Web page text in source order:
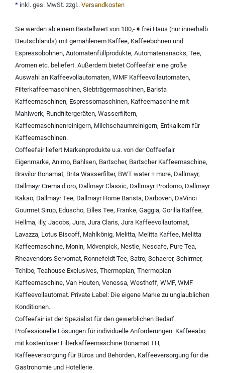
* inkl. ges. MwSt. zzgl.. Versandkosten
Sie werden ab einem Bestellwert von 100,- € frei Haus (nur innerhalb
Deutschlands) mit gemahlenem Kaffee, Kaffeebohnen und
Espressobohnen, Automatenfüllprodukte, Automatensnacks, Tee,
Aromen etc. beliefert. Außerdem bietet Coffeefair eine große
Auswahl an Kaffeevollautomaten, WMF Kaffeevollautomaten,
Filterkaffeemaschinen, Siebträgermaschinen, Barista
Kaffeemaschinen, Espressomaschinen, Kaffeemaschine mit
Mahlwerk, Rundfiltergeräten, Wasserfiltern,
Kaffeemaschinenreinigern, Milchschaumreinigern, Entkalkern für
Kaffeemaschinen.
Coffeefair liefert Markenprodukte u.a. von derCoffeefair
Eigenmarke, Animo, Bahlsen, Bartscher, Bartscher Kaffeemaschine,
Bravilor Bonamat, Brita Wasserfilter, BWT water + more, Dallmayr,
Dallmayr Crema d oro, Dallmayr Classic, Dallmayr Prodomo, Dallmayr
Kakao, Dallmayr Tee, Dallmayr Home Barista, Darboven, DaVinci
Gourmet Sirup, Eduscho, Eilles Tee, Franke, Gaggia, Gorilla Kaffee,
Hellma, illy, Jacobs, Jura, Jura Claris, Jura Kaffeevollautomat,
Lavazza, Lotus Biscoff, Mahlkönig, Melitta, Melitta Kaffee, Melitta
Kaffeemaschine, Monin, Mövenpick, Nestle, Nescafe, Pure Tea,
Rheavendors Servomat, Ronnefeldt Tee, Satro, Schaerer, Schirmer,
Tchibo, Teahouse Exclusives, Thermoplan, Thermoplan
Kaffeemaschine, Van Houten, Venessa, Westhoff, WMF, WMF
Kaffeevollautomat. Private Label: Die eigene Marke zu unglaublichen
Konditionen.
Coffeefair ist der Spezialist für den gewerblichen Bedarf.
Professionelle Lösungen für individuelle Anforderungen: Kaffeeabo
mit kostenloser Filterkaffeemaschine Bonamat TH,
Kaffeeversorgung für Büros und Behörden, Kaffeeversorgung für die
Gastronomie und Hotellerie.